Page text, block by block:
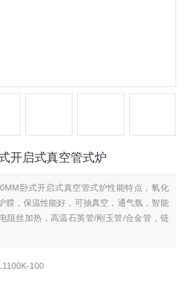
开启式真空管式炉
卧式开启式真空管式炉性能特点，氧化
膛，保温性能好，可抽真空，通气氛，智能
阻丝加热，高温石英管/刚玉管/合金管，链
100